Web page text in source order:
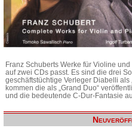
Franz Schuberts Werke für Violine
auf zwei CDs passt. Es sind die drei
geschäftstüchtige Verleger Diabelli als
kommen die als „Grand Duo“
und die bedeutende C-Dur-Fantasie